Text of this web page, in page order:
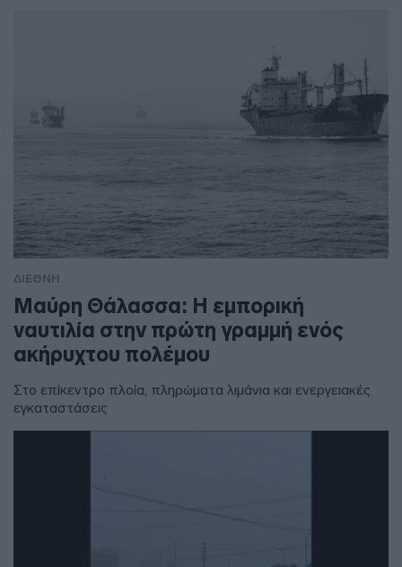
ΔΙΕΘΝΗ
Μαύρη Θάλασσα: Η εμπορική
ναυτιλία στην πρώτη γραμμή ενός
ακήρυχτου πολέμου
Στο επίκεντρο πλοία, πληρώματα λιμάνια και ενεργειακές
εγκαταστάσεις